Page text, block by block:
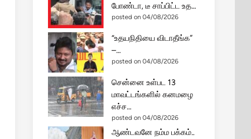
போண்டா, டீ சாப்பிட்ட உத...
posted on 04/08/2026
“உதயநிதியை விடாதீங்க”
–...
posted on 04/08/2026
சென்னை உள்பட 13
மாவட்டங்களில் கனமழை
எச்ச...
posted on 04/08/2026
ஆண்டவனே நம்ம பக்கம்..